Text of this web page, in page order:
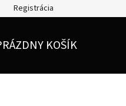
Registrácia
KOŠÍK